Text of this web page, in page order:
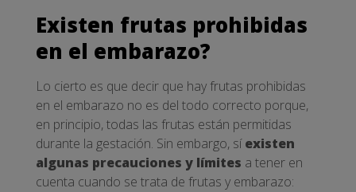
Existen frutas prohibidas
en el embarazo?
Lo cierto es que decir que hay frutas prohibidas
en el embarazo no es del todo correcto porque,
en principio, todas las frutas están permitidas
durante la gestación. Sin embargo, síexisten
algunas precauciones y límites a tener en
cuenta cuando se trata de frutas y embarazo: